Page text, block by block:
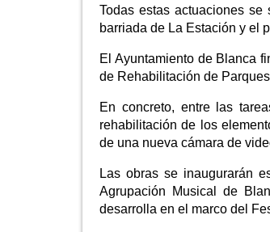
Todas estas actuaciones
barriada de La Estación y el
El Ayuntamiento de Blanca
de Rehabilitación de
En concreto, entre las
rehabilitación de los
de una nueva cámara de
Las obras se inaugurarán
Agrupación Musical de
desarrolla en el marco del